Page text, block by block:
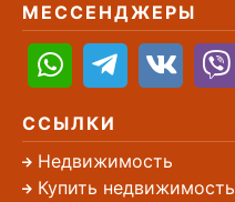
МЕССЕНДЖЕРЫ
ССЫЛКИ
Недвижимость
Купить недвижимость